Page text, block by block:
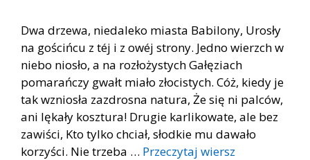
Dwa drzewa, niedaleko miasta Babilony, Urosły
na gościńcu z téj i z owéj strony. Jedno wierzch w
niebo niosło, a na rozłożystych Gałęziach
pomarańczy gwałt miało złocistych. Cóż, kiedy je
tak wzniosła zazdrosna natura, Że się ni palców,
ani lękały kosztura! Drugie karlikowate, ale bez
zawiści, Kto tylko chciał, słodkie mu dawało
korzyści. Nie trzeba … Przeczytaj wiersz